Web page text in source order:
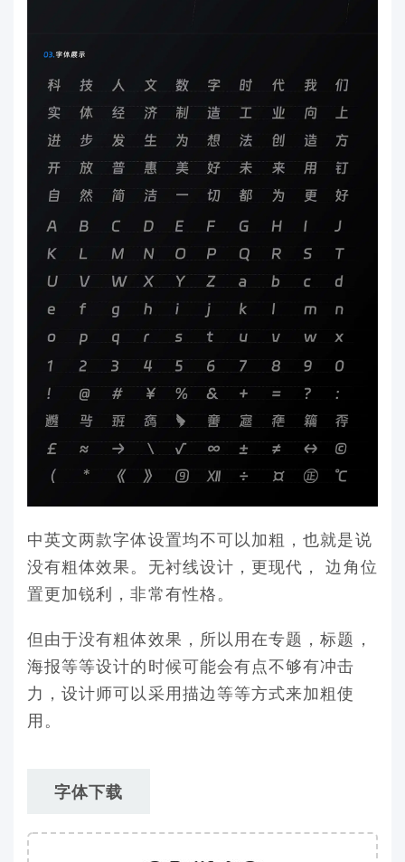
中英文两款字体设置均不可以加粗，也就是说
没有粗体效果。无衬线设计，更现代， 边角位
置更加锐利，非常有性格。
但由于没有粗体效果，所以用在专题，标题，
海报等等设计的时候可能会有点不够有冲击
力，设计师可以采用描边等等方式来加粗使
用。
字体下载